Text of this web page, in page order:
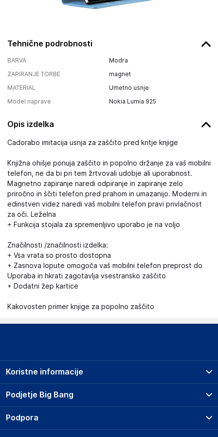
Tehnične podrobnosti
BARVA
Modra
ZAPIRANJE TORBE
magnet
MATERIAL
Umetno usnje
Model naprave
Nokia Lumia 925
Opis izdelka
Cadorabo imitacija usnja za zaščito pred kritje knjige
Knjižna ohišje ponuja zaščito in popolno držanje za vaš mobilni
telefon, ne da bi pri tem žrtvovali udobje ali uporabnost.
Magnetno zapiranje naredi odpiranje in zapiranje zelo
priročno in ščiti telefon pred prahom in umazanijo. Moderni in
edinstven videz naredi vaš mobilni telefon pravi privlačnost
za oči. Leželna
+ Funkcija stojala za spremenljivo uporabo je na voljo
Značilnosti /značilnosti izdelka:
+ Vsa vrata so prosto dostopna
+ Zasnova lopute omogoča vaš mobilni telefon preprost do
Uporaba in hkrati zagotavlja vsestransko zaščito
+ Dodatni žep kartice
Kakovosten primer knjige za popolno zaščito
Podjetje Big Bang
O podjetju
Koristne informacije
Prodajna mesta
Storitve
Dostava, vnos in odvoz
Podpora